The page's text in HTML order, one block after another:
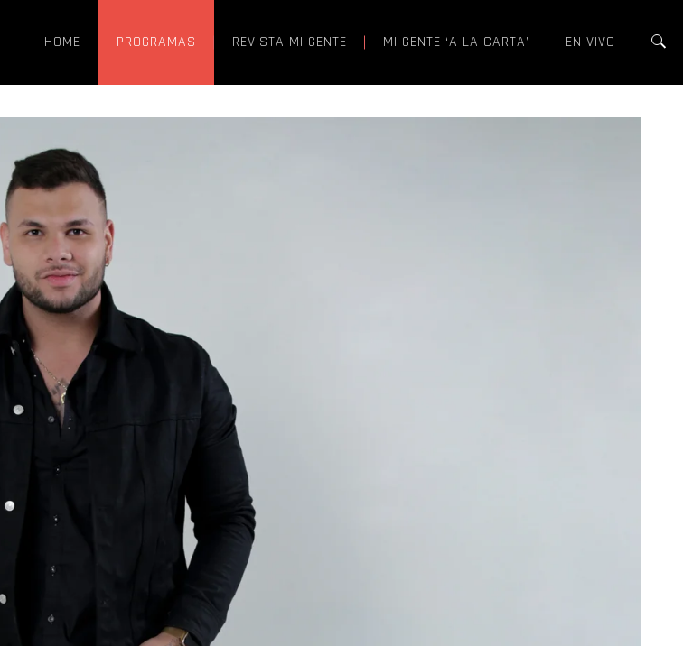
HOME PROGRAMAS REVISTA MI GENTE MI GENTE ‘A LA CARTA’ EN VIVO